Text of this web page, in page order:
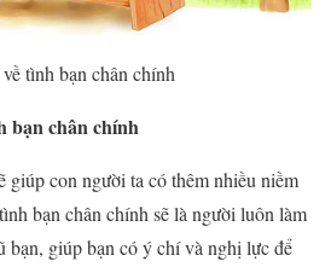
tình bạn chân chính
bạn chân chính
giúp con người ta có thêm nhiều niềm
bạn chân chính sẽ là người luôn làm
bạn, giúp bạn có ý chí và nghị lực để